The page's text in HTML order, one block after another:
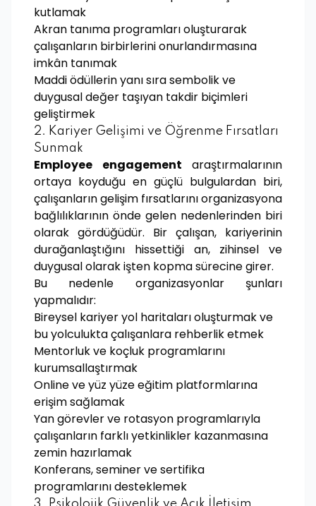
kutlamak
Akran tanıma programları oluşturarak
çalışanların birbirlerini onurlandırmasına
imkân tanımak
Maddi ödüllerin yanı sıra sembolik ve
duygusal değer taşıyan takdir biçimleri
geliştirmek
2. Kariyer Gelişimi ve Öğrenme Fırsatları
Sunmak
Employee engagement araştırmalarının
ortaya koyduğu en güçlü bulgulardan biri,
çalışanların gelişim fırsatlarını organizasyona
bağlılıklarının önde gelen nedenlerinden biri
olarak gördüğüdür. Bir çalışan, kariyerinin
durağanlaştığını hissettiği an, zihinsel ve
duygusal olarak işten kopma sürecine girer.
Bu nedenle organizasyonlar şunları
yapmalıdır:
Bireysel kariyer yol haritaları oluşturmak ve
bu yolculukta çalışanlara rehberlik etmek
Mentorluk ve koçluk programlarını
kurumsallaştırmak
Online ve yüz yüze eğitim platformlarına
erişim sağlamak
Yan görevler ve rotasyon programlarıyla
çalışanların farklı yetkinlikler kazanmasına
zemin hazırlamak
Konferans, seminer ve sertifika
programlarını desteklemek